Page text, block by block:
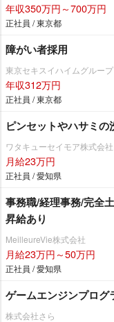
年収350万円～700万円
正社員 / 東京都
障がい者採用
東京セキスイハイムグループ
年収312万円
正社員 / 東京都
ピンセットやハサミの
ワタキューセイモア株式会
月給23万円
正社員 / 愛知県
事務職/経理事務/完全
昇給あり
MeilleureVie株式会社
月給23万円～50万円
正社員 / 愛知県
ゲームエンジンプロ
株式会社さら